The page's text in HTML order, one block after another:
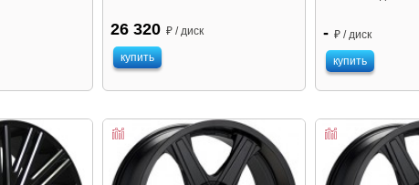
26 320 ₽ / диск
купить
- ₽ / диск
купить